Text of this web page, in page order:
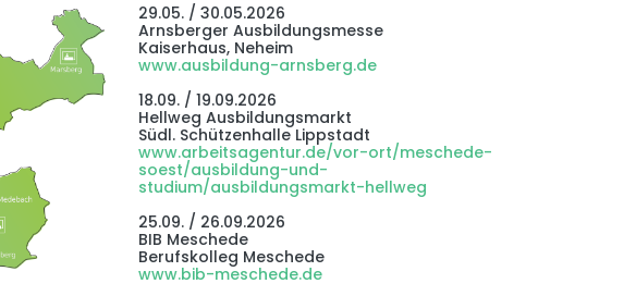
29.05. / 30.05.2026
Arnsberger Ausbildungsmesse
Kaiserhaus, Neheim
www.ausbildung-arnsberg.de
18.09. / 19.09.2026
Hellweg Ausbildungsmarkt
Südl. Schützenhalle Lippstadt
www.arbeitsagentur.de/vor-ort/meschede-
soest/ausbildung-und-
studium/ausbildungsmarkt-hellweg
25.09. / 26.09.2026
BIB Meschede
Berufskolleg Meschede
www.bib-meschede.de